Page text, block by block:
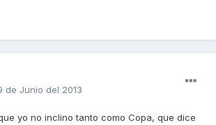
de Junio del 2013
yo no inclino tanto como Copa, que dice